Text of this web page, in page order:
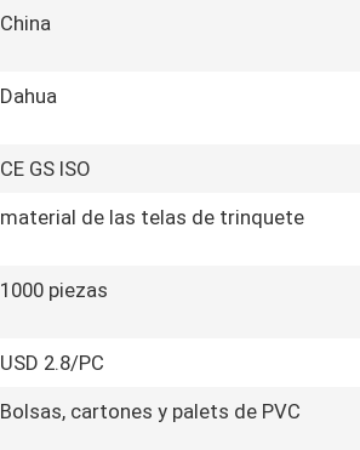
China
Dahua
CE GS ISO
material de las telas de trinquete
1000 piezas
USD 2.8/PC
Bolsas, cartones y palets de PVC